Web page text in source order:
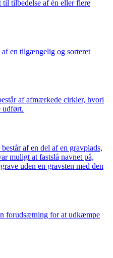
til tilbedelse af én eller flere
en tilgængelig og sorteret
af afmærkede cirkler, hvori
udført.
af en del af en gravplads,
muligt at fastslå navnet på,
uden en gravsten med den
forudsætning for at udkæmpe